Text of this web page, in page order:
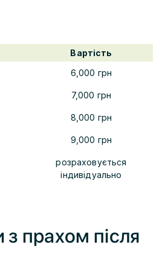
Вартість
6,000 грн
7,000 грн
8,000 грн
9,000 грн
розраховується
індивідуально
прахом після